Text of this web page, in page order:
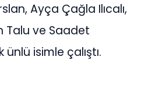
Ayça Çağla Ilıcalı,
Talu ve Saadet
ünlü isimle çalıştı.